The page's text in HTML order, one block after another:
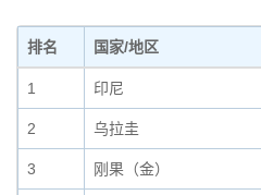
排名 国家/地区
1 印尼
2 乌拉圭
3 刚果（金）